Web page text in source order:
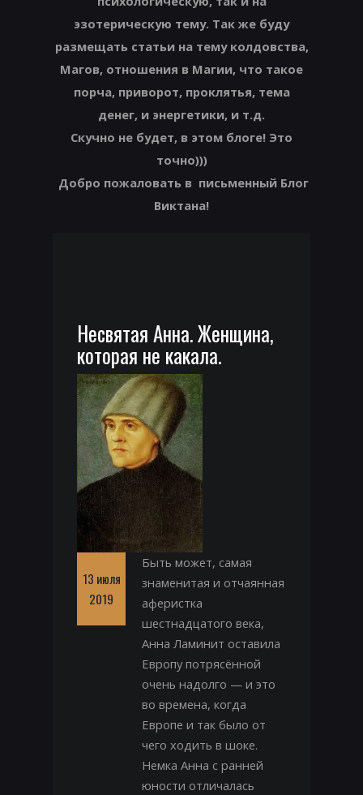
эзотерическую тему. Так же буду
размещать статьи на тему колдовства,
Магов, отношения в Магии, что такое
порча, приворот, проклятья, тема
денег, и энергетики, и т.д.
Скучно не будет, в этом блоге! Это
точно)))
Добро пожаловать в письменный Блог
Виктана!
Несвятая Анна. Женщина,
которая не какала.
13 июля
2019
Быть может, самая
знаменитая и отчаянная
аферистка
шестнадцатого века,
Анна Ламинит оставила
Европу потрясённой
очень надолго — и это
во времена, когда
Европе и так было от
чего ходить в шоке.
Немка Анна с ранней
юности отличалась